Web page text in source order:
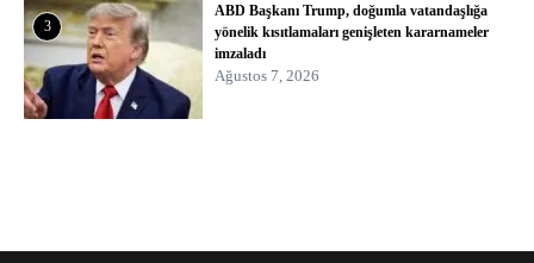
3
ABD Başkanı Trump, doğumla vatandaşlığa
yönelik kısıtlamaları genişleten kararnameler
imzaladı
Ağustos 7, 2026